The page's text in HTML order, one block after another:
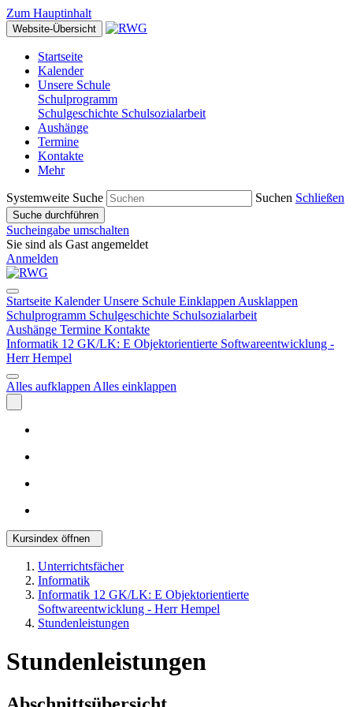
Zum Hauptinhalt
Website-Übersicht
Startseite
Kalender
Unsere Schule
Schulprogramm
Schulgeschichte Schulsozialarbeit
Aushänge
Termine
Kontakte
Mehr
Systemweite Suche Suchen Schließen
Suche durchführen
Sucheingabe umschalten
Sie sind als Gast angemeldet
Anmelden
Startseite KalenderUnsere Schule Einklappen Ausklappen
Schulprogramm Schulgeschichte Schulsozialarbeit
Aushänge Termine Kontakte
Informatik 12 GK/LK: E Objektorientierte Softwareentwicklung -
Herr Hempel
Alles aufklappen Alles einklappen
Kursindex öffnen
Unterrichtsfächer
Informatik
Informatik 12 GK/LK: E Objektorientierte
Softwareentwicklung - Herr Hempel
Stundenleistungen
Stundenleistungen